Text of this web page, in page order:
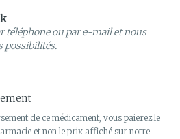
de ce médicament, vous paierez le
et non le prix affiché sur notre
téléphone ou par e-mail et nous
possibilités.